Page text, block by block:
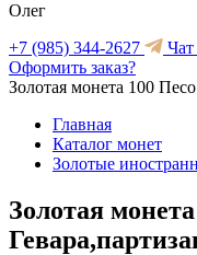
Олег
+7 (985) 344-2627
Чат
Оформить заказ?
Золотая монета 100
Главная
Каталог монет
Золотые
Золотая